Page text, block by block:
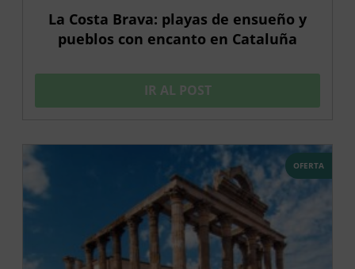
La Costa Brava: playas de ensueño y
pueblos con encanto en Cataluña
IR AL POST
OFERTA